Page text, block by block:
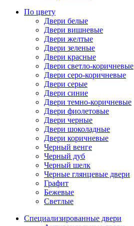
По цвету
Двери белые
Двери вишневые
Двери желтые
Двери зеленые
Двери красные
Двери светло-коричневые
Двери серо-коричневые
Двери серые
Двери синие
Двери темно-коричневые
Двери фиолетовые
Двери черные
Двери шоколадные
Двери коричневые
Черный венге
Черный дуб
Черный шелк
Черные глянцевые двери
Графит
Бежевые
Светлые
Специализированные двери